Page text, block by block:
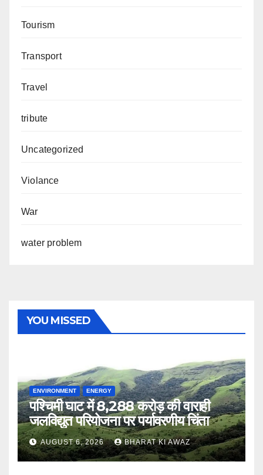
Tourism
Transport
Travel
tribute
Uncategorized
Violance
War
water problem
YOU MISSED
ENVIRONMENT ENERGY
पश्चिमी घाट में 8,288 करोड़ की वाराही
जलविद्युत परियोजना पर पर्यावरणीय चिंता
AUGUST 6, 2026 BHARAT KI AWAZ